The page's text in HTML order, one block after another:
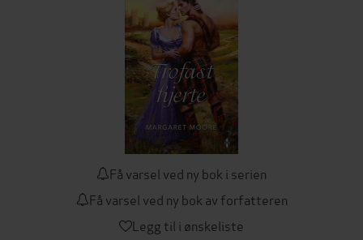
Få varsel ved ny bok i serien
Få varsel ved ny bok av forfatteren
Legg til i ønskeliste